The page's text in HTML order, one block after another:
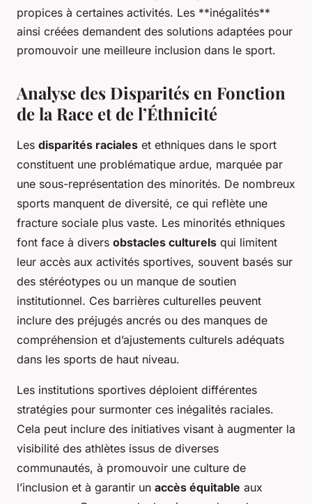
propices à certaines activités. Les **inégalités**
ainsi créées demandent des solutions adaptées pour
promouvoir une meilleure inclusion dans le sport.
Analyse des Disparités en Fonction
de la Race et de l’Éthnicité
Les disparités raciales et ethniques dans le sport
constituent une problématique ardue, marquée par
une sous-représentation des minorités. De nombreux
sports manquent de diversité, ce qui reflète une
fracture sociale plus vaste. Les minorités ethniques
font face à divers obstacles culturels qui limitent
leur accès aux activités sportives, souvent basés sur
des stéréotypes ou un manque de soutien
institutionnel. Ces barrières culturelles peuvent
inclure des préjugés ancrés ou des manques de
compréhension et d’ajustements culturels adéquats
dans les sports de haut niveau.
Les institutions sportives déploient différentes
stratégies pour surmonter ces inégalités raciales.
Cela peut inclure des initiatives visant à augmenter la
visibilité des athlètes issus de diverses
communautés, à promouvoir une culture de
l’inclusion et à garantir un accès équitable aux